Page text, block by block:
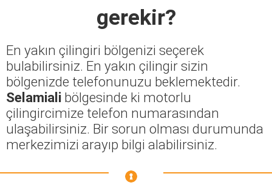
gerekir?
En yakın çilingiri bölgenizi seçerek
bulabilirsiniz. En yakın çilingir sizin
bölgenizde telefonunuzu beklemektedir.
Selamiali bölgesinde ki motorlu
çilingircimize telefon numarasından
ulaşabilirsiniz. Bir sorun olması durumunda
merkezimizi arayıp bilgi alabilirsiniz.